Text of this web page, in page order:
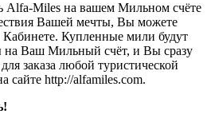
Alfa-Miles на вашем Мильном счёте
Вашей мечты, Вы можете
Купленные мили будут
на Ваш Мильный счёт, и Вы сразу
заказа любой туристической
сайте http://alfamiles.com.